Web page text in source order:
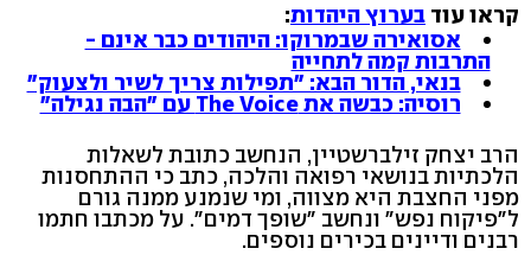
קראו עוד בערוץ היהדות:
אסואירה שבמרוקו: היהודים כבר אינם -
התרבות קמה לתחייה
בנאי, הדור הבא: "תפילות צריך לשיר ולצעוק"
רוסיה: כבשה את The Voice עם "הבה נגילה"
הרב יצחק זילברשטיין, הנחשב כתובת לשאלות
הלכתיות בנושאי רפואה והלכה, כתב כי ההתחסנות
מפני החצבת היא מצווה, ומי שנמנע ממנה גורם
ל"פיקוח נפש" ונחשב "שופך דמים". על מכתבו חתמו
רבנים ודיינים בכירים נוספים.